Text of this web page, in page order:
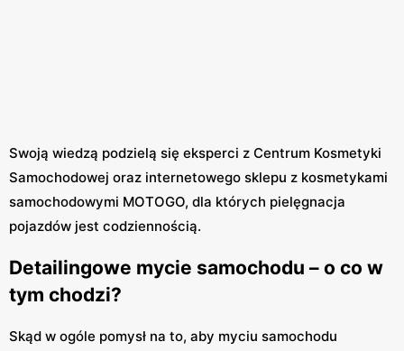
Swoją wiedzą podzielą się eksperci z Centrum Kosmetyki
Samochodowej oraz internetowego sklepu z kosmetykami
samochodowymi MOTOGO, dla których pielęgnacja
pojazdów jest codziennością.
Detailingowe mycie samochodu – o co w
tym chodzi?
Skąd w ogóle pomysł na to, aby myciu samochodu